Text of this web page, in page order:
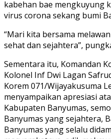
kabehan bae mengkuyung
virus corona sekang bumi
“Mari kita bersama
sehat dan sejahtera”,
Sementara itu, Komandan
Kolonel Inf Dwi Lagan
Korem 071/Wijayakusuma
menyampaikan apresiasi
Kabupaten Banyumas,
Banyumas yang sejahtera,
Banyumas yang selalu